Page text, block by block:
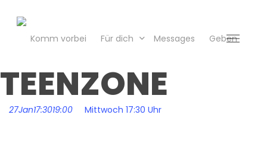
Komm vorbei Für dich Messages Geben
Menu
TEENZONE
27Jan17:3019:00 Mittwoch 17:30 Uhr